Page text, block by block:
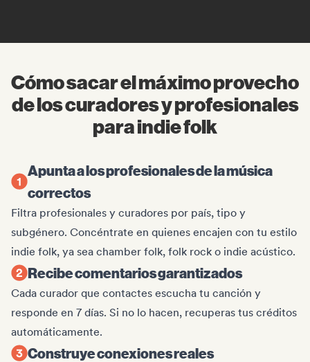
Cómo sacar el máximo provecho
de los curadores y profesionales
para indie folk
Apunta a los profesionales de la música
correctos
Filtra profesionales y curadores por país, tipo y
subgénero. Concéntrate en quienes encajen con tu estilo
indie folk, ya sea chamber folk, folk rock o indie acústico.
Recibe comentarios garantizados
Cada curador que contactes escucha tu canción y
responde en 7 días. Si no lo hacen, recuperas tus créditos
automáticamente.
Construye conexiones reales